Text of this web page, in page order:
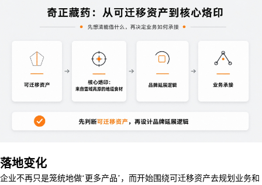
落地变化
企业不再只是笼统地做‘更多产品’，而开始围绕可迁移资产去规划业务和